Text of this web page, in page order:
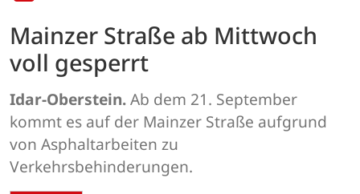
Mainzer Straße ab Mittwoch
voll gesperrt
Idar-Oberstein.Ab dem 21. September
kommt es auf der Mainzer Straße aufgrund
von Asphaltarbeiten zu
Verkehrsbehinderungen.